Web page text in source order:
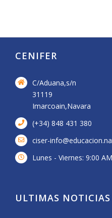
CENIFER
C/Aduana,s/n
31119
Imarcoain,Navara
(+34) 848 431 380
ciser-
Lunes - Viernes: 9:00
ULTIMAS NOTICIAS